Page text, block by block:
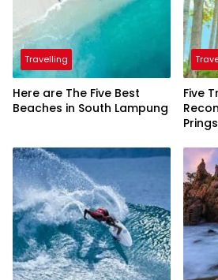
Travelling
Here are The Five Best
Beaches in South Lampung
Five